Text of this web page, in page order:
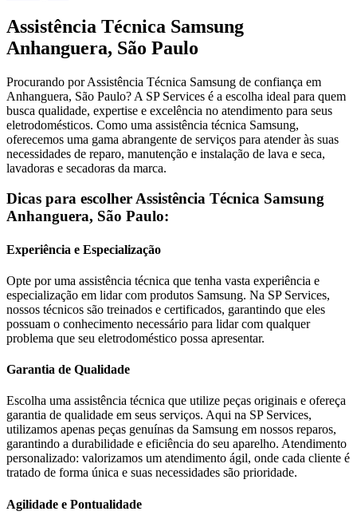
Assistência Técnica Samsung
Anhanguera, São Paulo
Procurando por Assistência Técnica Samsung de confiança em
Anhanguera, São Paulo? A SP Services é a escolha ideal para quem
busca qualidade, expertise e excelência no atendimento para seus
eletrodomésticos. Como uma assistência técnica Samsung,
oferecemos uma gama abrangente de serviços para atender às suas
necessidades de reparo, manutenção e instalação de lava e seca,
lavadoras e secadoras da marca.
Dicas para escolher Assistência Técnica Samsung
Anhanguera, São Paulo:
Experiência e Especialização
Opte por uma assistência técnica que tenha vasta experiência e
especialização em lidar com produtos Samsung. Na SP Services,
nossos técnicos são treinados e certificados, garantindo que eles
possuam o conhecimento necessário para lidar com qualquer
problema que seu eletrodoméstico possa apresentar.
Garantia de Qualidade
Escolha uma assistência técnica que utilize peças originais e ofereça
garantia de qualidade em seus serviços. Aqui na SP Services,
utilizamos apenas peças genuínas da Samsung em nossos reparos,
garantindo a durabilidade e eficiência do seu aparelho. Atendimento
personalizado: valorizamos um atendimento ágil, onde cada cliente é
tratado de forma única e suas necessidades são prioridade.
Agilidade e Pontualidade